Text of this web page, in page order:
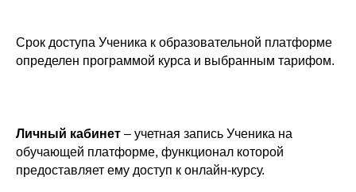
Срок доступа Ученика к образовательной платформе
определен программой курса и выбранным тарифом.
Личный кабинет – учетная запись Ученика на
обучающей платформе, функционал которой
предоставляет ему доступ к онлайн-курсу.